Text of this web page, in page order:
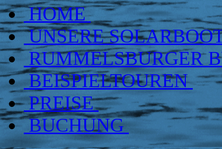
HOME
UNSERE
RUMMELSBURGER
BEISPIELTOUREN
PREISE
BUCHUNG